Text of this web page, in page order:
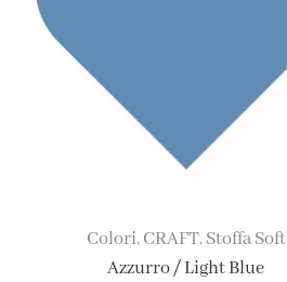
Colori, CRAFT, Stoffa Soft
Azzurro / Light Blue